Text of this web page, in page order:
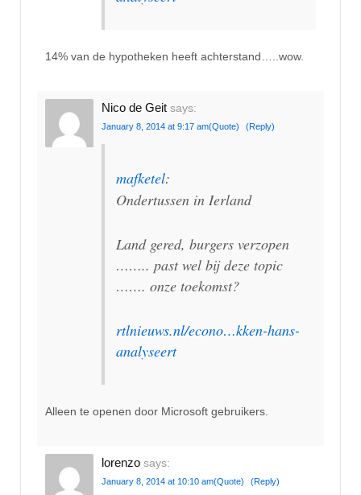
14% van de hypotheken heeft achterstand…..wow.
Nico de Geit says:
January 8, 2014 at 9:17 am(Quote) (Reply)
mafketel:
Ondertussen in Ierland
Land gered, burgers verzopen
…….. past wel bij deze topic
……. onze toekomst?
rtlnieuws.nl/econo…kken-hans-
analyseert
Alleen te openen door Microsoft gebruikers.
lorenzo says:
January 8, 2014 at 10:10 am(Quote) (Reply)